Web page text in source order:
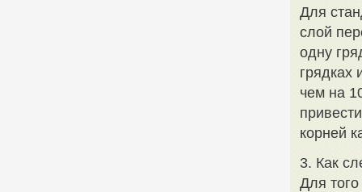
Для
слой
одну
грядках
чем на
корней
3. Как
Для